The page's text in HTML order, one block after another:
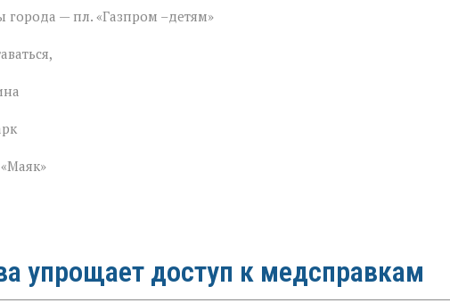
города — пл. «Газпром –детям»
упрощает доступ к медсправкам